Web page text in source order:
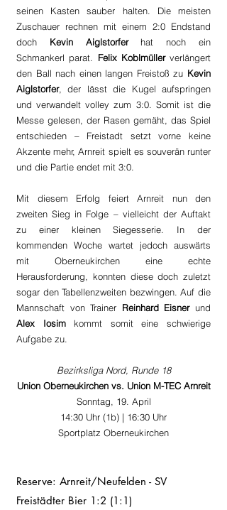
seinen Kasten sauber halten. Die meisten
Zuschauer rechnen mit einem 2:0 Endstand
doch Kevin Aiglstorfer hat noch ein
Schmankerl parat. Felix Koblmüller verlängert
den Ball nach einen langen Freistoß zu Kevin
Aiglstorfer, der lässt die Kugel aufspringen
und verwandelt volley zum 3:0. Somit ist die
Messe gelesen, der Rasen gemäht, das Spiel
entschieden – Freistadt setzt vorne keine
Akzente mehr, Arnreit spielt es souverän runter
und die Partie endet mit 3:0.
Mit diesem Erfolg feiert Arnreit nun den
zweiten Sieg in Folge – vielleicht der Auftakt
zu einer kleinen Siegesserie. In der
kommenden Woche wartet jedoch auswärts
mit Oberneukirchen eine echte
Herausforderung, konnten diese doch zuletzt
sogar den Tabellenzweiten bezwingen. Auf die
Mannschaft von Trainer Reinhard Eisner
Alex Iosim kommt somit eine schwierige
Aufgabe zu.
Bezirksliga Nord, Runde 18
Union Oberneukirchen vs. Union M-TEC Arnreit
Sonntag, 19. April
14:30 Uhr (1b) | 16:30 Uhr
Sportplatz Oberneukirchen
Reserve: Arnreit/Neufelden - SV
Freistädter Bier 1:2 (1:1)